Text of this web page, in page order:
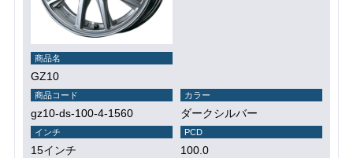
商品名
GZ10
商品コード
gz10-ds-100-4-1560
カラー
ダークシルバー
インチ
15インチ
PCD
100.0